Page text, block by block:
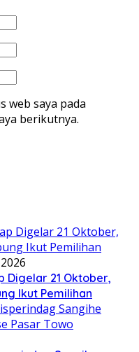
web saya pada
berikutnya.
Digelar 21 Oktober,
Ikut Pemilihan